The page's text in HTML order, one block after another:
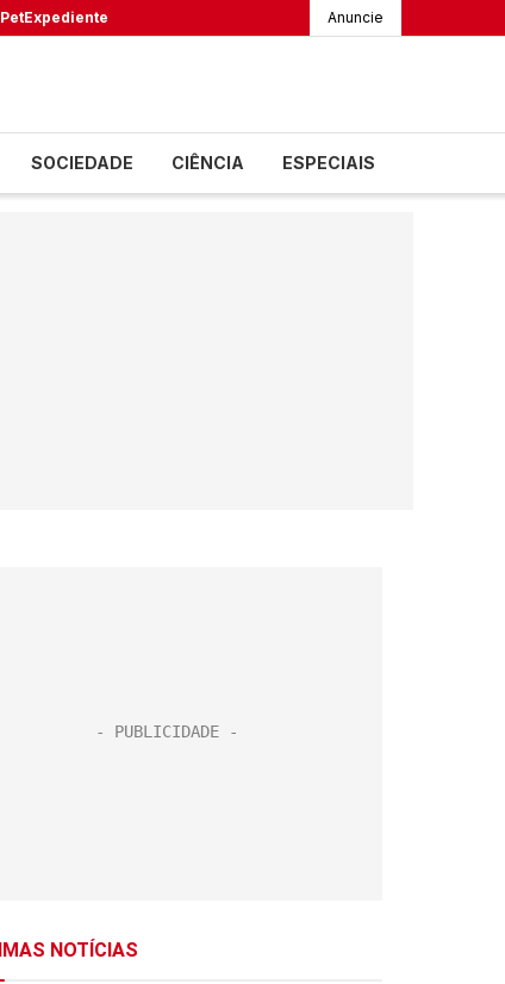
PetExpediente Anuncie
SOCIEDADE CIÊNCIA ESPECIAIS